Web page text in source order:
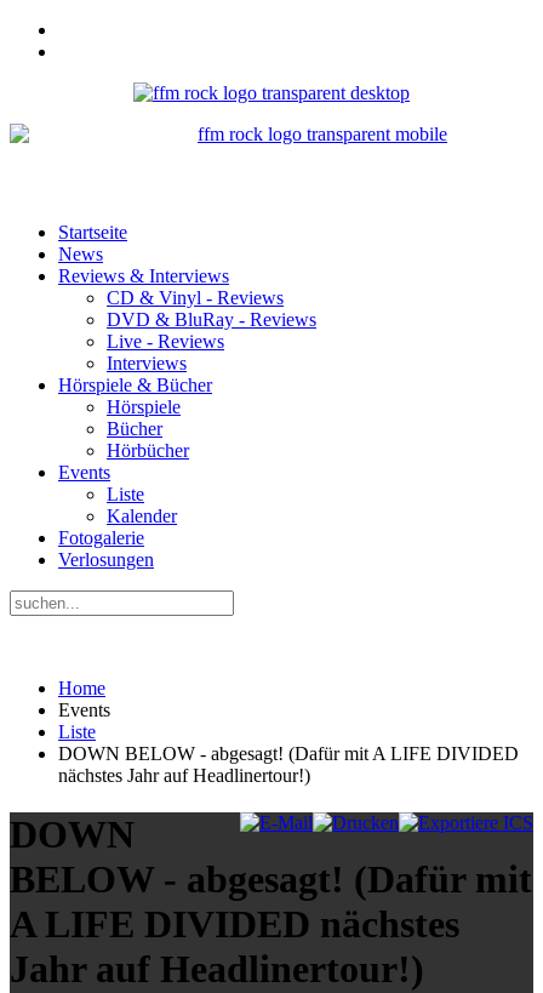
Startseite
News
Reviews & Interviews
CD & Vinyl - Reviews
DVD & BluRay - Reviews
Live - Reviews
Interviews
Hörspiele & Bücher
Hörspiele
Bücher
Hörbücher
Events
Liste
Kalender
Fotogalerie
Verlosungen
Home
Events
Liste
DOWN BELOW - abgesagt! (Dafür mit A LIFE DIVIDED
nächstes Jahr auf Headlinertour!)
DOWN
BELOW - abgesagt! (Dafür mit
A LIFE DIVIDED nächstes
Jahr auf Headlinertour!)